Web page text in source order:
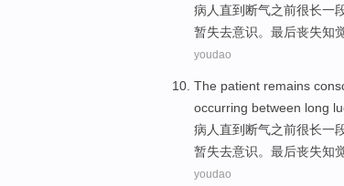
病人直到 断气之前很长一
暂失去意识。 最后丧失知
youdao
The patient remains
occurring between long
病人直到 断气之前很长一
暂失去意识。 最后丧失知
youdao